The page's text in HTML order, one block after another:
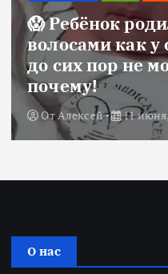
😱 Ребёнок
волосами как у
до сих пор не
почему!
ОтАлексей 11
О нас